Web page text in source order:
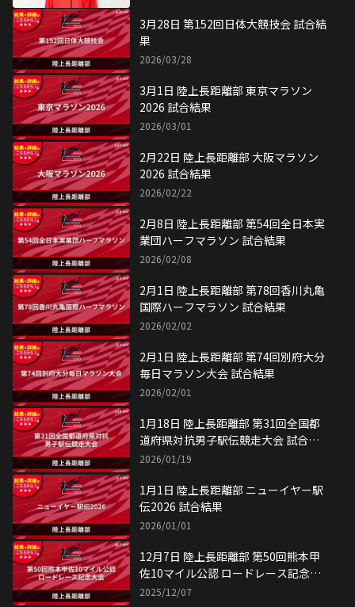
3月28日 第152回日体大競技会 試合結
果
2026/03/28
3月1日 陸上長距離部 東京マラソン
2026 試合結果
2026/03/01
2月22日 陸上長距離部 大阪マラソン
2026 試合結果
2026/02/22
2月8日 陸上長距離部 第54回全日本実
業団ハーフマラソン 試合結果
2026/02/08
2月1日 陸上長距離部 第78回香川丸亀
国際ハーフマラソン 試合結果
2026/02/02
2月1日 陸上長距離部 第74回別府大分
毎日マラソン大会 試合結果
2026/02/01
1月18日 陸上長距離部 第31回全国都
道府県対抗男子駅伝競走大会 試合結
果
2026/01/19
1月1日 陸上長距離部 ニューイヤー駅
伝2026 試合結果
2026/01/01
12月7日 陸上長距離部 第50回熊本甲
佐10マイル公認 ロードレース記念大
会 試合結果
2025/12/07